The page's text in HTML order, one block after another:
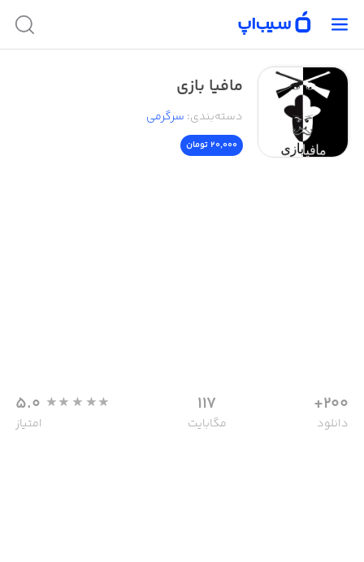
مافیا بازی
دسته‌بندی: سرگرمی
20,000 تومان
200+
دانلود
117
مگابایت
5.0
امتیاز